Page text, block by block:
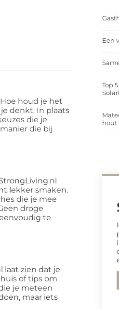
houd je het
denkt. In plaats
die je
die bij
lekker smaken.
die je mee
droge
te
laat zien dat je
of tips om
je meteen
maar iets
Een
Top
hout